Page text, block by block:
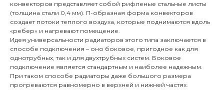
конвекторов представляет собой рифленые стальные листы
(толщина стали 0,4 мм). П-образная форма конвекторов
создает потоки теплого воздуха, которые поднимаются вдоль
«ребер» и нагревают помещение.
Идея универсальности радиаторов этого типа заключается в
способе подключения – оно боковое, пригодное как для
однотрубных, так и для двухтрубных систем. Боковое
подключение является стандартным и наиболее надежным.
При таком способе радиаторы даже большого размера
прогреваются равномерно в верхней и нижней частях.